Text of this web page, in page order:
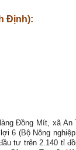
Định):
Đồng Mít, xã
6 (Bộ Nông
tư trên 2.140 tỉ